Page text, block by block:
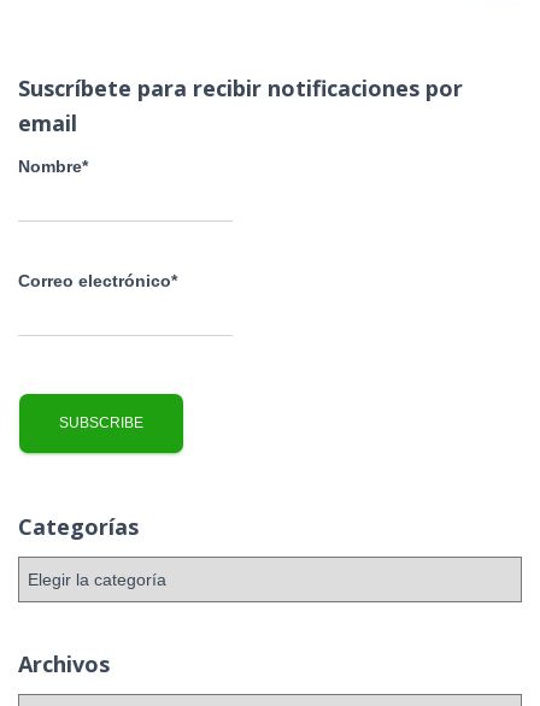
r
:
Suscríbete para recibir notificaciones por
email
Nombre*
Correo electrónico*
Categorías
g
o
Archivos